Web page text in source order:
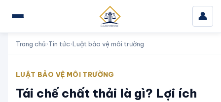
👤
Trang chủ›Tin tức›Luật bảo vệ môi trường
LUẬT BẢO VỆ MÔI TRƯỜNG
Tái chế chất thải là gì? Lợi ích